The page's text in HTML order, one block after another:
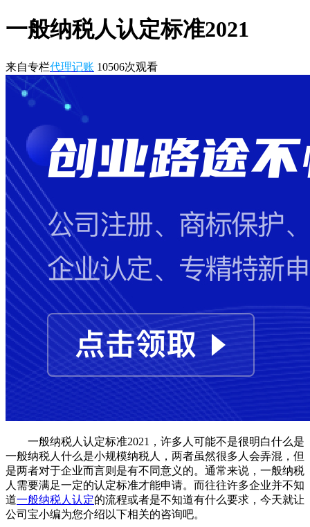
一般纳税人认定标准2021
来自专栏代理记账 10506次观看
一般纳税人认定标准2021， 许多人可能不是很明白什么是
一般纳税人什么是小规模纳税人，两者虽然很多人会弄混，但
是两者对于企业而言则是有不同意义的。通常来说，一般纳税
人需要满足一定的认定标准才能申请。而往往许多企业并不知
道一般纳税人认定的流程或者是不知道有什么要求，今天就让
公司宝小编为您介绍以下相关的咨询吧。